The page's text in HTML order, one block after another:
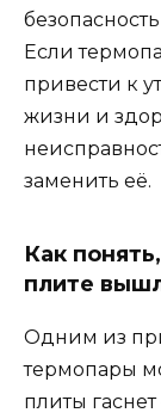
Если
привести к
жизни и
заменить её.
Как
плите
Одним из
термопары
плиты